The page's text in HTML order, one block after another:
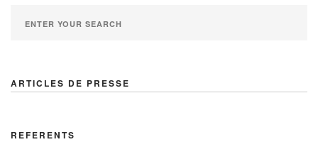
ARTICLES DE PRESSE
REFERENTS